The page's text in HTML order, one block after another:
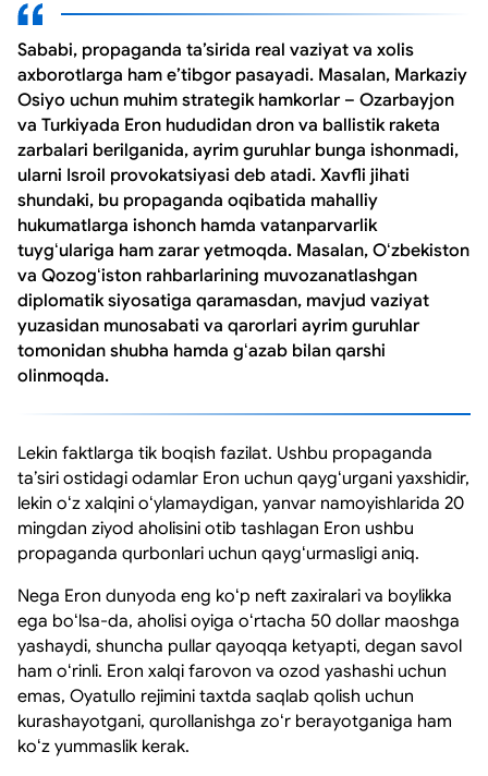
Sababi, propaganda taʼsirida real vaziyat va xolis
axborotlarga ham eʼtibgor pasayadi. Masalan, Markaziy
Osiyo uchun muhim strategik hamkorlar – Ozarbayjon
va Turkiyada Eron hududidan dron va ballistik raketa
zarbalari berilganida, ayrim guruhlar bunga ishonmadi,
ularni Isroil provokatsiyasi deb atadi. Xavfli jihati
shundaki, bu propaganda oqibatida mahalliy
hukumatlarga ishonch hamda vatanparvarlik
tuygʻulariga ham zarar yetmoqda. Masalan, Oʻzbekiston
va Qozogʻiston rahbarlarining muvozanatlashgan
diplomatik siyosatiga qaramasdan, mavjud vaziyat
yuzasidan munosabati va qarorlari ayrim guruhlar
tomonidan shubha hamda gʻazab bilan qarshi
olinmoqda.
Lekin faktlarga tik boqish fazilat. Ushbu propaganda
taʼsiri ostidagi odamlar Eron uchun qaygʻurgani yaxshidir,
lekin oʻz xalqini oʻylamaydigan, yanvar namoyishlarida 20
mingdan ziyod aholisini otib tashlagan Eron ushbu
propaganda qurbonlari uchun qaygʻurmasligi aniq.
Nega Eron dunyoda eng koʻp neft zaxiralari va boylikka
ega boʻlsa-da, aholisi oyiga oʻrtacha 50 dollar maoshga
yashaydi, shuncha pullar qayoqqa ketyapti, degan savol
ham oʻrinli. Eron xalqi farovon va ozod yashashi uchun
emas, Oyatullo rejimini taxtda saqlab qolish uchun
kurashayotgani, qurollanishga zoʻr berayotganiga ham
koʻz yummaslik kerak.